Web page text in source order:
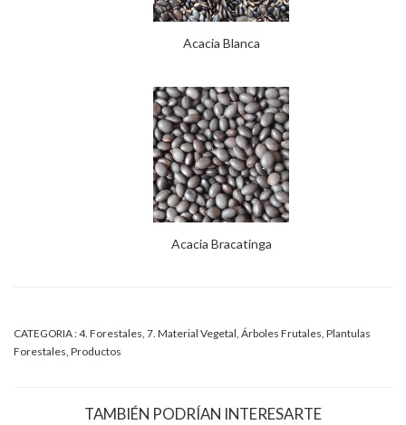
Acacia Blanca
Acacia Bracatinga
CATEGORIA :4. Forestales, 7. Material Vegetal, Árboles Frutales, Plantulas
Forestales, Productos
TAMBIÉN PODRÍAN INTERESARTE